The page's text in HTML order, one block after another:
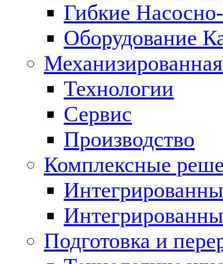
Гибкие
Оборудование
Технологии
Сервис
Производство
Комплексные
Подготовка и